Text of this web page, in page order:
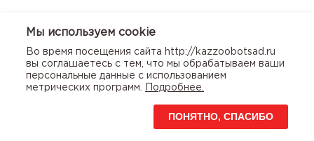
КОНТАКТЫ
© Казанский зооботсад. 2020г. Использование сайта
означает согласие с
Мы используем сookie
Во время посещения сайта http://kazzoobotsad.ru
вы соглашаетесь с тем, что мы обрабатываем ваши
персональные данные с использованием
метрических программ.
Подробнее.
ПОНЯТНО, СПАСИБО